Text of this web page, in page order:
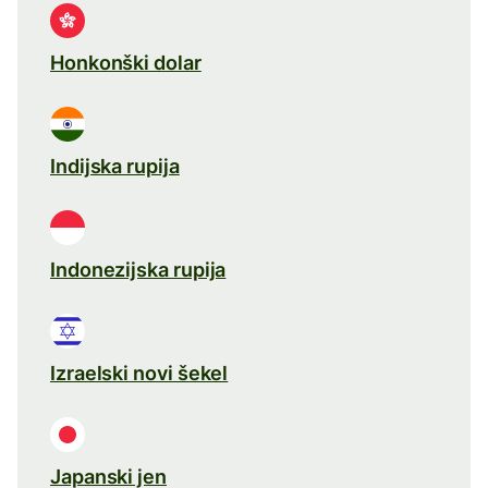
Honkonški dolar
Indijska rupija
Indonezijska rupija
Izraelski novi šekel
Japanski jen